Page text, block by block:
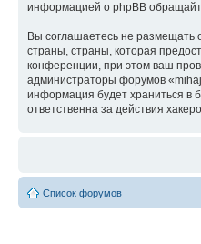
информацией о phpBB
Вы соглашаетесь не размещать
страны, страны, которая
конференции, при этом ваш
администраторы форумов
информация будет храниться в
ответственна за действия
Список форумов